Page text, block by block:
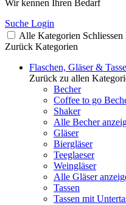
Wir kennen Ihren Bedarf
Suche Login
Alle Kategorien Schliessen
Zurück Kategorien
Flaschen, Gläser &
Zurück zu allen
Becher
Coffee to go
Shaker
Alle Becher
Gläser
Biergläser
Teeglaeser
Weingläser
Alle Gläser
Tassen
Tassen mit